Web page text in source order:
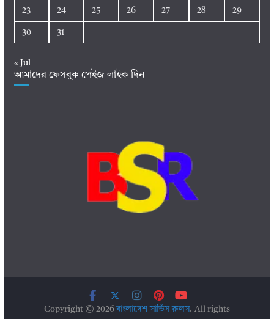
23 24 25 26 27 28 29
30 31
« Jul
আমাদের ফেসবুক পেইজ লাইক দিন
Copyright © 2026বাংলাদেশ সার্ভিস রুলস. All rights